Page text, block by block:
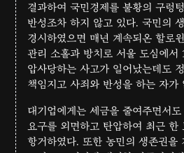
결과하여 국민경제를 불황의 구렁
반성조차 하지 않고 있다. 국민의
경시하였으면 매년 계속되온 할로
관리 소홀과 방치로 서울 도심에서
압사당하는 사고가 일어났는데도
책임지고 사죄와 반성을 하는 자가
대기업에게는 세금을 줄여주면서
요구를 외면하고 탄압하여 최근 한
항거하였다. 또한 농민의 생존권을